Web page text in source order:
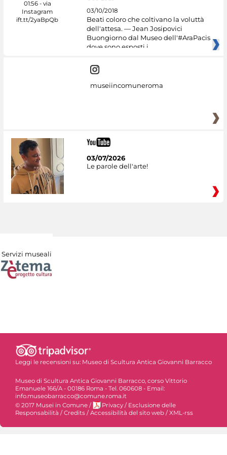
03/10/2018
Beati coloro che coltivano la voluttà
dell'attesa. — Jean Josipovici
Buongiorno dal Museo dell'#AraPacis
dove sono esposti i
museiincomuneroma
03/07/2026
Le parole dell'arte!
Servizi museali
Leggi le recensioni su: Museo di Scultura Antica Giovanni Barracco
Museo di Scultura Antica Giovanni Barracco, corso Vittorio
Emanuele 166/A - 00186 Roma - Tel. 060608 - Email:
info.museobarracco@comune.roma.it
© 2017 Musei in Comune / Privacy / Esclusione delle
Responsabilità / Credits / Accessibilità del sito web / XML-rss